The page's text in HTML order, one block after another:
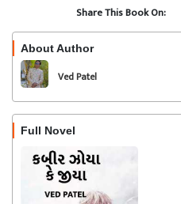
Share This Book On:
About Author
Ved Patel
Full Novel